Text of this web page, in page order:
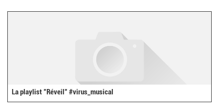
La playlist "Réveil" #virus_musical